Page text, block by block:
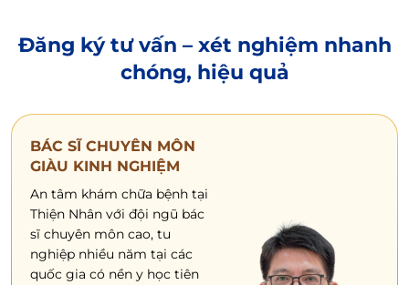
Đăng ký tư vấn – xét nghiệm nhanh
chóng, hiệu quả
BÁC SĨ CHUYÊN MÔN
GIÀU KINH NGHIỆM
An tâm khám chữa bệnh tại
Thiện Nhân với đội ngũ bác
sĩ chuyên môn cao, tu
nghiệp nhiều năm tại các
quốc gia có nền y học tiên